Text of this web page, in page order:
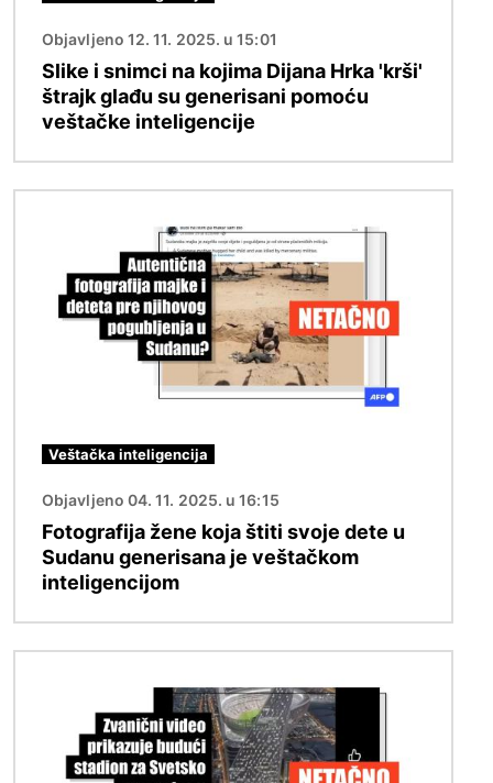
Objavljeno 12. 11. 2025. u 15:01
Slike i snimci na kojima Dijana Hrka 'krši'
štrajk glađu su generisani pomoću
veštačke inteligencije
Veštačka inteligencija
Objavljeno 04. 11. 2025. u 16:15
Fotografija žene koja štiti svoje dete u
Sudanu generisana je veštačkom
inteligencijom